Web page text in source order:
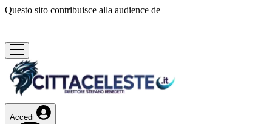
Questo sito contribuisce alla audience de
Accedi